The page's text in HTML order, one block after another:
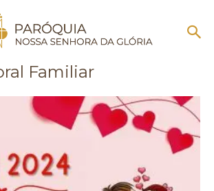
Familiar
Familiar